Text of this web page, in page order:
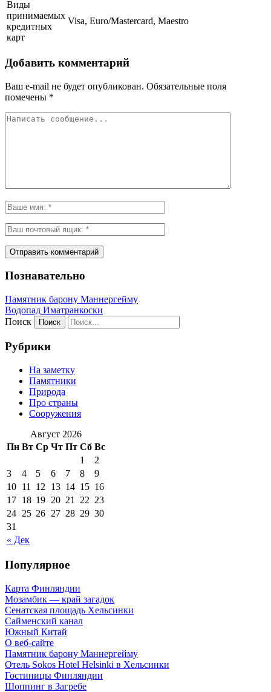
Виды
принимаемых
кредитных
карт
Visa, Euro/Mastercard, Maestro
Добавить комментарий
Ваш e-mail не будет опубликован. Обязательные поля
помечены *
Познавательно
Памятник барону Маннергейму
Водопад Иматранкоски
Поиск
Рубрики
На заметку
Памятники
Природа
Про страны
Сооружения
Август 2026
Пн Вт Ср Чт Пт Сб Вс
« Дек
1
2
3
4 5 6 7 8
9
10 11 12 13 14 15 16
17 18 19 20 21 22 23
24 25 26 27 28 29 30
31
Популярное
Карта Финляндии
Мозамбик — край загадок
Сенатская площадь Хельсинки
Сайменский канал
Южный Китай
О веб-сайте
Памятник барону Маннергейму
Отель Sokos Hotel Helsinki в Хельсинки
Гостиницы Финляндии
Шоппинг в Загребе